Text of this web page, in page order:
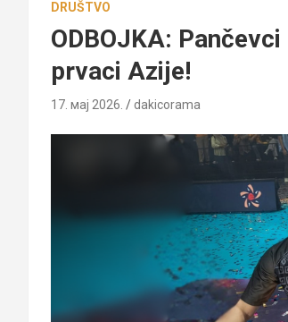
DRUŠTVO
ODBOJKA:
prvaci Azije!
17. мај 2026. dakicorama